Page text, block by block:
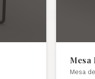
Mesa
Mesa